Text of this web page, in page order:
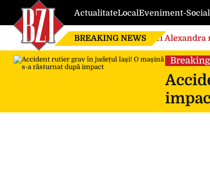
ActualitateLocalEveniment-Social
BREAKING NEWS Nici
de căsnicie